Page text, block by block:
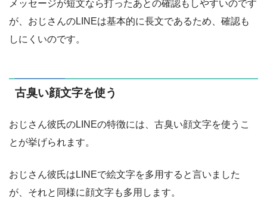
メッセージが短文なら打ったあとの確認もしやすいのです
が、おじさんのLINEは基本的に長文であるため、確認も
しにくいのです。
古臭い顔文字を使う
おじさん彼氏のLINEの特徴には、古臭い顔文字を使うこ
とが挙げられます。
おじさん彼氏はLINEで絵文字を多用すると言いました
が、それと同様に顔文字も多用します。